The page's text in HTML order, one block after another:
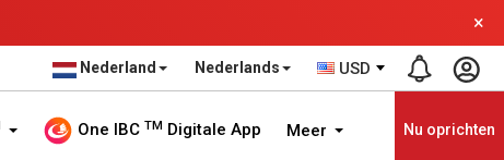
×
Nederland Nederlands USD
One IBC TM Digitale App Meer Nu oprichten